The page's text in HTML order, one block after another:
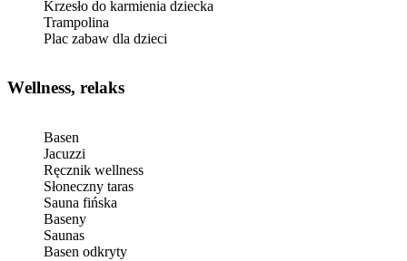
Krzesło do karmienia dziecka
Trampolina
Plac zabaw dla dzieci
Wellness, relaks
Basen
Jacuzzi
Ręcznik wellness
Słoneczny taras
Sauna fińska
Baseny
Saunas
Basen odkryty